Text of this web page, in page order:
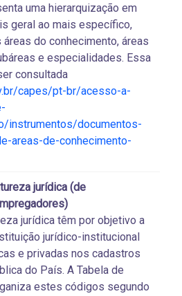
uma hierarquização em
geral ao mais específico,
do conhecimento, áreas
e especialidades. Essa
consultada
capes/pt-br/acesso-a-
instrumentos/documentos-
areas-de-conhecimento-
jurídica (de
jurídica têm por objetivo a
jurídico-institucional
e privadas nos cadastros
do País. A Tabela de
estes códigos segundo